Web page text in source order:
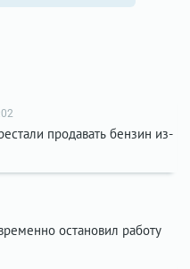
продавать бензин из-
остановил работу